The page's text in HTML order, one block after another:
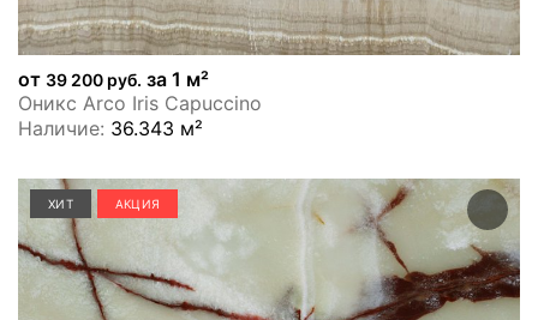
от 39 200 руб. за 1 м²
Оникс Arco Iris Capuccino
Наличие: 36.343 м²
ХИТ АКЦИЯ